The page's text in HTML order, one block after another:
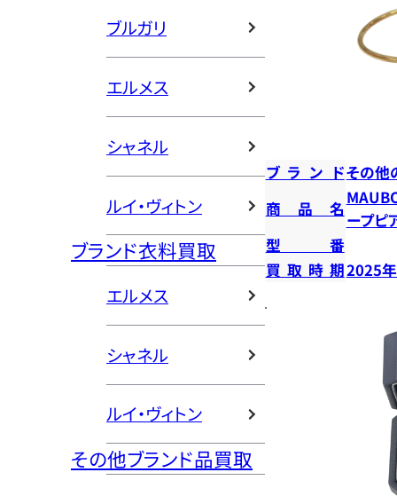
ブルガリ
エルメス
シャネル
ルイ・ヴィトン
ブランド衣料買取
エルメス
シャネル
ルイ・ヴィトン
その他ブランド品買取
ブランドその他
商品名
ープピ
型番
買取時期2025